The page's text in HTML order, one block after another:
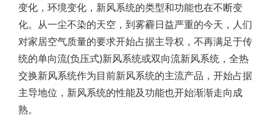
变化，环境变化，新风系统的类型和功能也在不断变
化。从一尘不染的天空，到雾霾日益严重的今天，人们
对家居空气质量的要求开始占据主导权，不再满足于传
统的单向流(负压式)新风系统或双向流新风系统，全热
交换新风系统作为目前新风系统的主流产品，开始占据
主导地位，新风系统的性能及功能也开始渐渐走向成
熟。